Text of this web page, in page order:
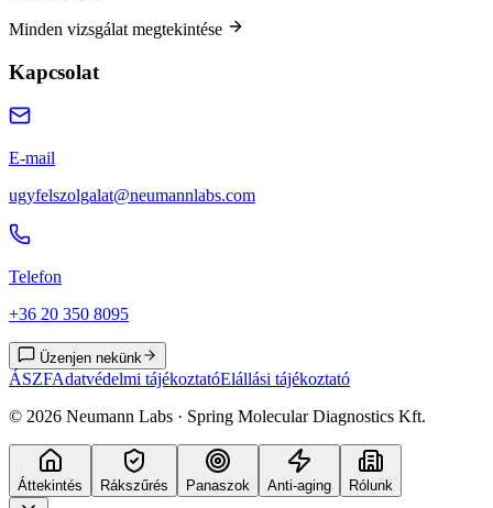
Minden vizsgálat megtekintése
Kapcsolat
E-mail
ugyfelszolgalat@neumannlabs.com
Telefon
+36 20 350 8095
Üzenjen nekünk
ÁSZFAdatvédelmi tájékoztatóElállási tájékoztató
© 2026 Neumann Labs · Spring Molecular Diagnostics Kft.
Áttekintés Rákszűrés Panaszok Anti-aging Rólunk